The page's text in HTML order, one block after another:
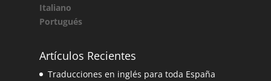
Italiano
Portugués
Artículos Recientes
Traducciones en inglés para toda España